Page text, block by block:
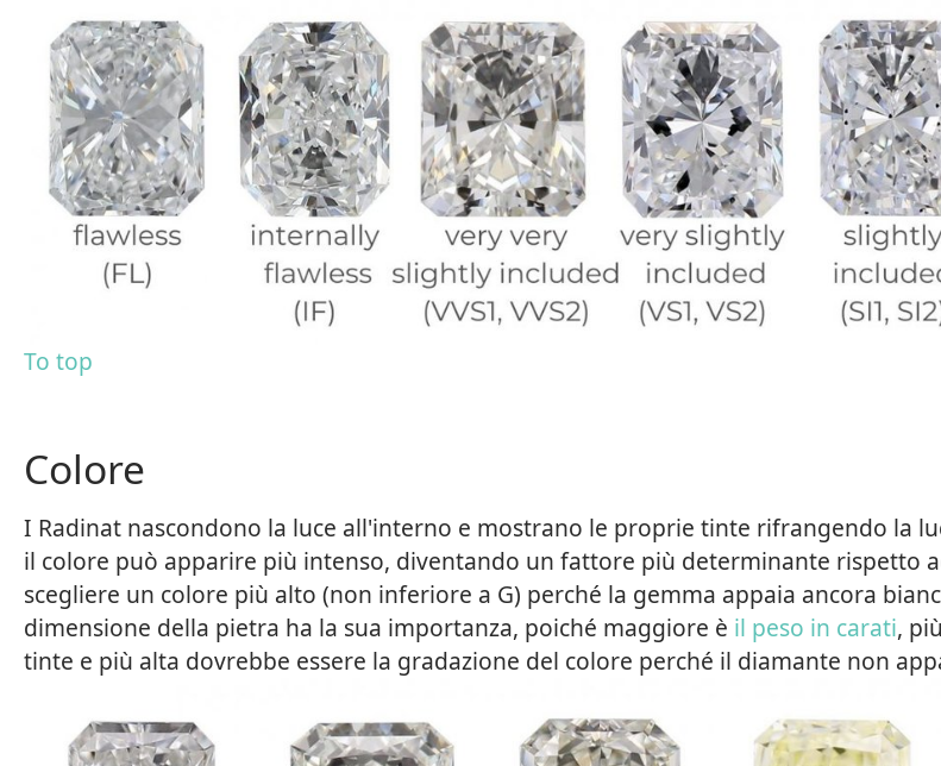
To top
Colore
I Radinat nascondono la luce all'interno e mostrano le proprie tinte rifrangendo la
il colore può apparire più intenso, diventando un fattore più determinante rispetto
scegliere un colore più alto (non inferiore a G) perché la gemma appaia ancora
dimensione della pietra ha la sua importanza, poiché maggiore è il peso in carati,
tinte e più alta dovrebbe essere la gradazione del colore perché il diamante non